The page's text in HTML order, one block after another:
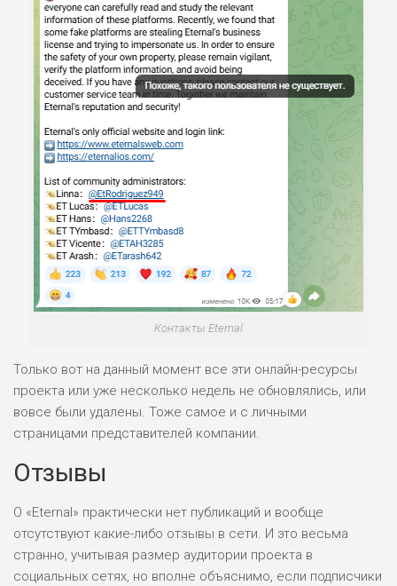
Контакты Eternal
Только вот на данный момент все эти онлайн-ресурсы
проекта или уже несколько недель не обновлялись, или
вовсе были удалены. Тоже самое и с личными
страницами представителей компании.
Отзывы
О «Eternal» практически нет публикаций и вообще
отсутствуют какие-либо отзывы в сети. И это весьма
странно, учитывая размер аудитории проекта в
социальных сетях, но вполне объяснимо, если подписчики